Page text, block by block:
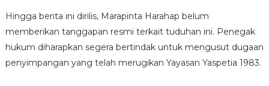
Hingga berita ini dirilis, Marapinta Harahap belum
memberikan tanggapan resmi terkait tuduhan ini. Penegak
hukum diharapkan segera bertindak untuk mengusut dugaan
penyimpangan yang telah merugikan Yayasan Yaspetia 1983.